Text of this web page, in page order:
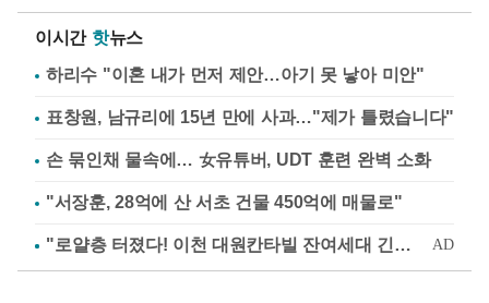
이시간 핫뉴스
하리수 "이혼 내가 먼저 제안…아기 못 낳아 미안"
표창원, 남규리에 15년 만에 사과…"제가 틀렸습니다"
손 묶인채 물속에… 女유튜버, UDT 훈련 완벽 소화
"서장훈, 28억에 산 서초 건물 450억에 매물로"